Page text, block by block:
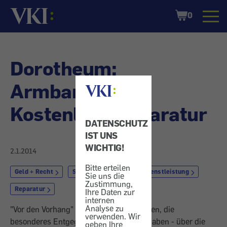
DATENSCHUTZ
IST UNS
WICHTIG!
Bitte erteilen
Sie uns die
Zustimmung,
Ihre Daten zur
internen
Analyse zu
verwenden. Wir
geben Ihre
Startseite
Shopping
Cart
0
Dorotheum:
Armbanduhr -
Kostenlose Reparatur
2.1.2014
Geld + Recht Schmuck Markt + Dienstleistung
Reparatur
"Vor den Vorhang" bitten wir Unternehmen, die
besonderes Entgegenkommen gezeigt haben - über die